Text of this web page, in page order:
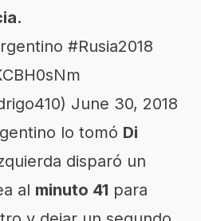
#Rusia2018
June 30, 2018
lo tomó Di
disparó un
al minuto 41 para